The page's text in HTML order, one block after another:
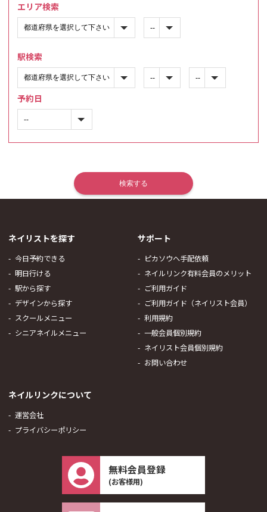
エリア検索
駅検索
予約日
ネイリストを探す
今日予約できる
明日行ける
駅から探す
デザインから探す
スクールメニュー
シニアネイルメニュー
サポート
ピカソウへ手配依頼
ネイルリンク有料会員のメリット
ご利用ガイド
ご利用ガイド（ネイリスト会員）
利用規約
一般会員個別規約
ネイリスト会員個別規約
お問い合わせ
ネイルリンクについて
運営会社
プライバシーポリシー
無料会員登録
(お客様用)